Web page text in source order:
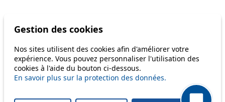
Information
Disruption to come
Reset filters
Only lines affected by disruptions are listed above.
Gestion des cookies
Nos sites utilisent des cookies afin d'améliorer votre
expérience. Vous pouvez personnaliser l'utilisation des
cookies à l'aide du bouton ci-dessous.
En savoir plus sur la protection des données.